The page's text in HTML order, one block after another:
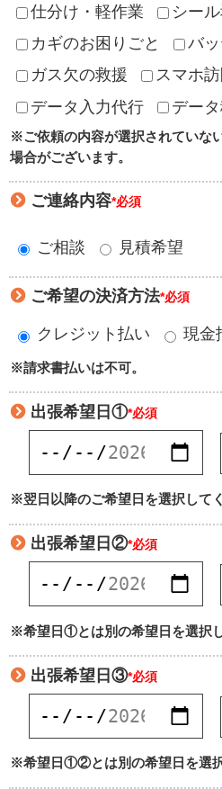
仕分け・軽作業
シー
カギのお困りごと
バ
ガス欠の救援
スマホ
データ入力代行
デー
※ご依頼の内容が選択されていな
場合がございます。
ご連絡内容*必須
ご相談 見積希望
ご希望の決済方法*必須
クレジット払い 現金
※請求書払いは不可。
出張希望日①*必須
※翌日以降のご希望日を選択して
出張希望日②*必須
※希望日①とは別の希望日を選択し
出張希望日③*必須
※希望日①②とは別の希望日を選択